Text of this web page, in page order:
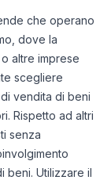
che operano
dove la
altre imprese
scegliere
vendita di beni
Rispetto ad altri
senza
beni. Utilizzare il